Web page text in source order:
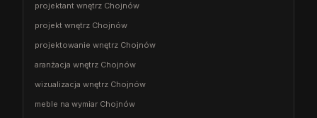
projektant wnętrz Chojnów
projekt wnętrz Chojnów
projektowanie wnętrz Chojnów
aranżacja wnętrz Chojnów
wizualizacja wnętrz Chojnów
meble na wymiar Chojnów